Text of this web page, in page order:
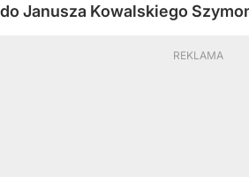
do Janusza Kowalskiego